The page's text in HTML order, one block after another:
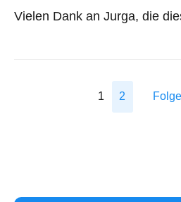
Vielen Dank an Jurga, die
1 2